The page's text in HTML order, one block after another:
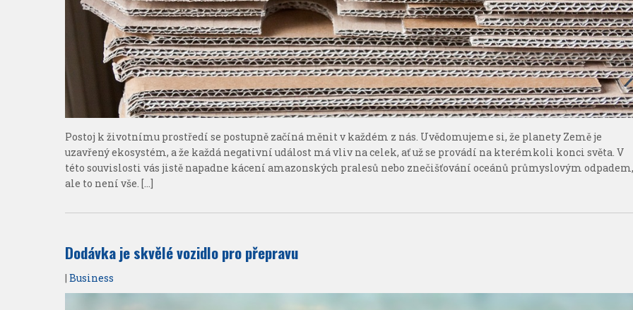
Postoj k životnímu prostředí se postupně začíná měnit v každém z nás. Uvědomujeme si, že planety Země je
uzavřený ekosystém, a že každá negativní událost má vliv na celek, ať už se provádí na kterémkoli konci světa. V
této souvislosti vás jistě napadne kácení amazonských pralesů nebo znečišťování oceánů průmyslovým odpadem,
ale to není vše. […]
Dodávka je skvělé vozidlo pro přepravu
| Business